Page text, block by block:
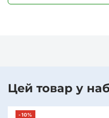
Цей товар у
-10%